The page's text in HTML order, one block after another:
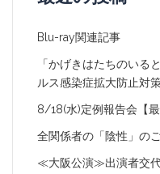
Blu-ray関連記事
「かげきはたちのいる
ルス感染症拡大防止対
8/18(水)定例報告会【最
全関係者の「陰性」の
≪大阪公演≫出演者交